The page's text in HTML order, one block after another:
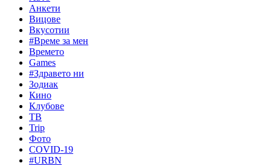
Анкети
Вицове
Вкусотии
#Време за мен
Времето
Games
#Здравето ни
Зодиак
Кино
Клубове
ТВ
Trip
Фото
COVID-19
#URBN